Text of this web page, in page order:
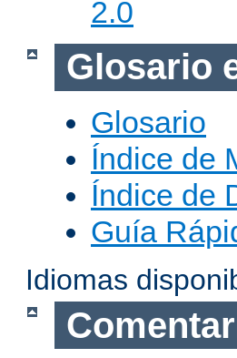
2.0
Glosario
Glosario
Índice de
Índice de
Guía
Idiomas